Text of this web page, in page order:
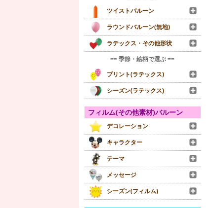
ツイストバルーン
ラウンドバルーン(無地)
ラテックス・その他形状
== 季節・絵柄で選ぶ ==
プリント(ラテックス)
シーズン(ラテックス)
フィルム(その他素材)バルーン
デコレーション
キャラクター
テーマ
メッセージ
シーズン(フィルム)